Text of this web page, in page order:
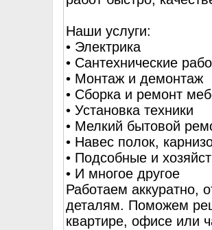
Наши услуги:
• Электрика
• Сантехнические
• Монтаж и демонтаж
• Сборка и ремонт
• Установка техники
• Мелкий бытовой
• Навес полок,
• Подсобные и
• И многое другое
Работаем аккуратно,
деталям. Поможем
квартире, офисе или